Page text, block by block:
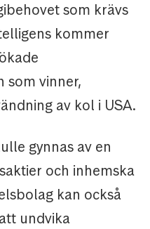
som krävs
kommer
som vinner,
av kol i USA.
gynnas av en
och inhemska
kan också
undvika